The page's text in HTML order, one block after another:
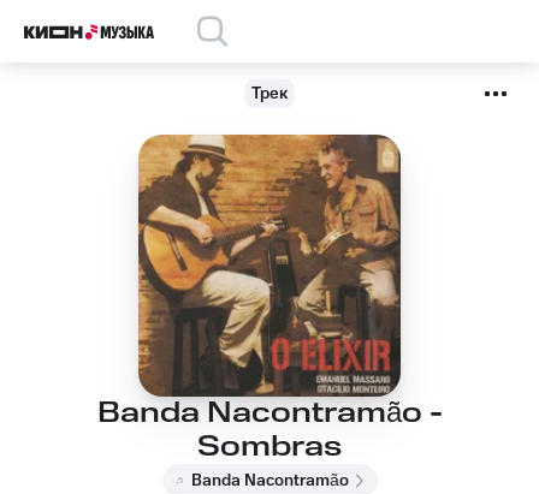
Трек
Banda Nacontramão -
Sombras
Banda Nacontramão